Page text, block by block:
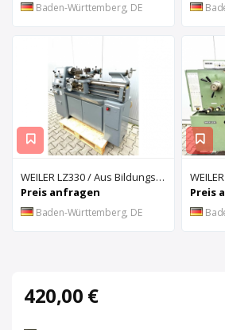
Baden-Württemberg, DE
WEILER LZ330 / Aus Bildungseinrichtung
Preis anfragen
Baden-Württemberg, DE
Preis
420,00 €